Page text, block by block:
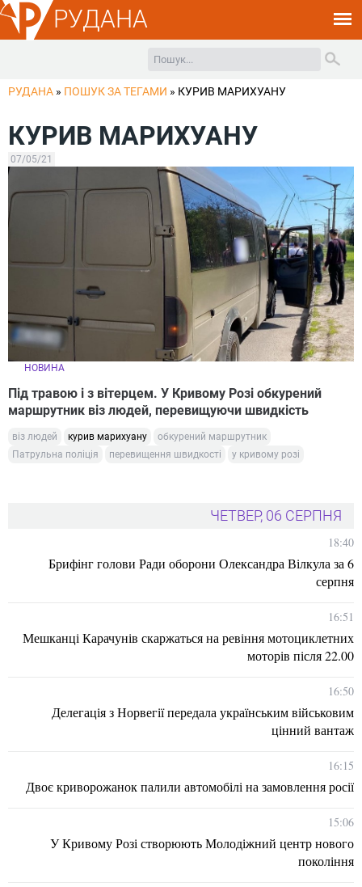
РУДАНА
РУДАНА » ПОШУК ЗА ТЕГАМИ » КУРИВ МАРИХУАНУ
КУРИВ МАРИХУАНУ
07/05/21
НОВИНА
Під травою і з вітерцем. У Кривому Розі обкурений
маршрутник віз людей, перевищуючи швидкість
віз людей курив марихуану
обкурений маршрутник
Патрульна поліція
перевищення швидкості у кривому розі
ЧЕТВЕР, 06 СЕРПНЯ
18:40
Брифінг голови Ради оборони Олександра Вілкула за 6
серпня
16:51
Мешканці Карачунів скаржаться на ревіння мотоциклетних
моторів після 22.00
16:50
Делегація з Норвегії передала українським військовим
цінний вантаж
16:15
Двоє криворожанок палили автомобілі на замовлення росії
15:06
У Кривому Розі створюють Молодіжний центр нового
покоління